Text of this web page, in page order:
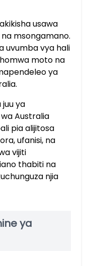
usawa
msongamano.
uvumba vya hali
moto na
ya
ya
Australia
pia alijitosa
ufanisi, na
vijiti
thabiti na
njia
ya